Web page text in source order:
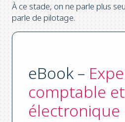
À ce stade, on ne parle plus
parle de pilotage.
eBook –
comptable
électronique